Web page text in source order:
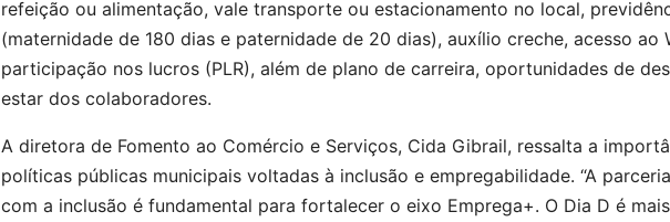
refeição ou alimentação, vale transporte ou estacionamento no local,
(maternidade de 180 dias e paternidade de 20 dias), auxílio creche, acesso ao
participação nos lucros (PLR), além de plano de carreira, oportunidades de
estar dos colaboradores.
A diretora de Fomento ao Comércio e Serviços, Cida Gibrail, ressalta a
políticas públicas municipais voltadas à inclusão e empregabilidade. “A
com a inclusão é fundamental para fortalecer o eixo Emprega+. O Dia D é